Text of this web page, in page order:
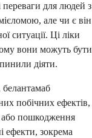
для людей з
але чи є він
ситуації. Ці ліки
вони можуть бути
діяти.
белантамаб
побічних ефектів,
або пошкодження
ефекти, зокрема